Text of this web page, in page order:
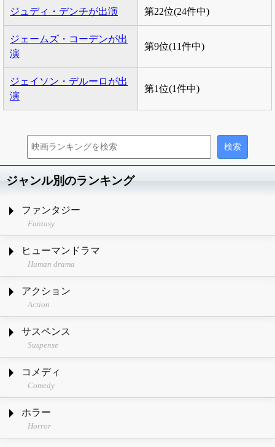
ジュディ・デンチが出演 第22位(24件中)
ジェームズ・コーデンが出
演
第9位(11件中)
ジェイソン・デルーロが出
演
第1位(1件中)
ジャンル別のランキング
ファンタジー
Fantasy
ヒューマンドラマ
Human drama
アクション
Action
サスペンス
Suspense
コメディ
Comedy
ホラー
Horror